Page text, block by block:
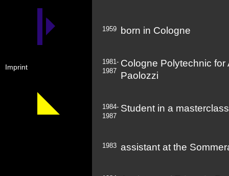
Imprint
1959 born in Cologne
1981-
1987
Cologne Polytechnic
Paolozzi
1984-
1987
Student in a
1983 assistant at the